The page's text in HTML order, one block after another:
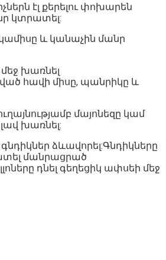
էլ քերելու փոխարեն
կտրատել:
և կանաչին մանր
խառնել
հավի միսը, պանրիկը և
մայոնեզը կամ
խառնել:
ձևավորել:Գնդիկները
մանրացրած
դնել գեղեցիկ ափսեի մեջ